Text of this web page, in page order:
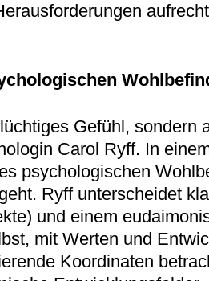
Gefühl,
Carol Ryff. In
psychologischen
Ryff unterscheidet
und einem
mit Werten und
Koordinaten